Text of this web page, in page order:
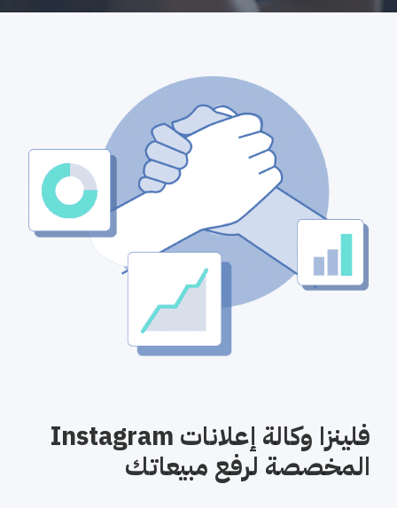
فلينزا وكالة إعلانات Instagram
المخصصة لرفع مبيعاتك